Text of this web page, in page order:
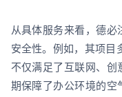
从具体服务来看，德必
安全性。例如，其项目
不仅满足了互联网、
期保障了办公环境的空